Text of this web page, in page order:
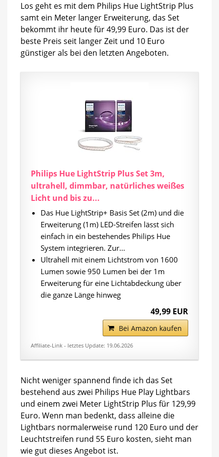
Los geht es mit dem Philips Hue LightStrip Plus
samt ein Meter langer Erweiterung, das Set
bekommt ihr heute für 49,99 Euro. Das ist der
beste Preis seit langer Zeit und 10 Euro
günstiger als bei den letzten Angeboten.
Philips Hue LightStrip Plus Set 3m,
ultrahell, dimmbar, natürliches weißes
Licht und bis zu...
Das Hue LightStrip+ Basis Set (2m) und die
Erweiterung (1m) LED-Streifen lässt sich
einfach in ein bestehendes Philips Hue
System integrieren. Zur...
Ultrahell mit einem Lichtstrom von 1600
Lumen sowie 950 Lumen bei der 1m
Erweiterung für eine Lichtabdeckung über
die ganze Länge hinweg
49,99 EUR
Bei Amazon kaufen
Affiliate-Link - letztes Update: 19.06.2026
Nicht weniger spannend finde ich das Set
bestehend aus zwei Philips Hue Play Lightbars
und einem zwei Meter LightStrip Plus für 129,99
Euro. Wenn man bedenkt, dass alleine die
Lightbars normalerweise rund 120 Euro und der
Leuchtstreifen rund 55 Euro kosten, sieht man
wie gut dieses Angebot ist.